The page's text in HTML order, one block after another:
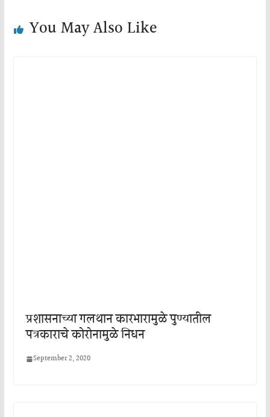
You May Also Like
प्रशासनाच्या गलथान कारभारामुळे पुण्यातील
पत्रकाराचे कोरोनामुळे निधन
September 2, 2020